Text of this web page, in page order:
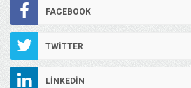
FACEBOOK
TWITTER
LINKEDIN